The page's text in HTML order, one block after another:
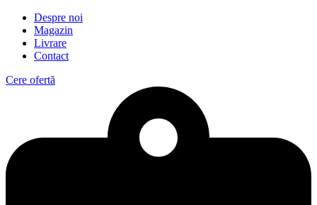
Despre noi
Magazin
Livrare
Contact
Cere ofertă